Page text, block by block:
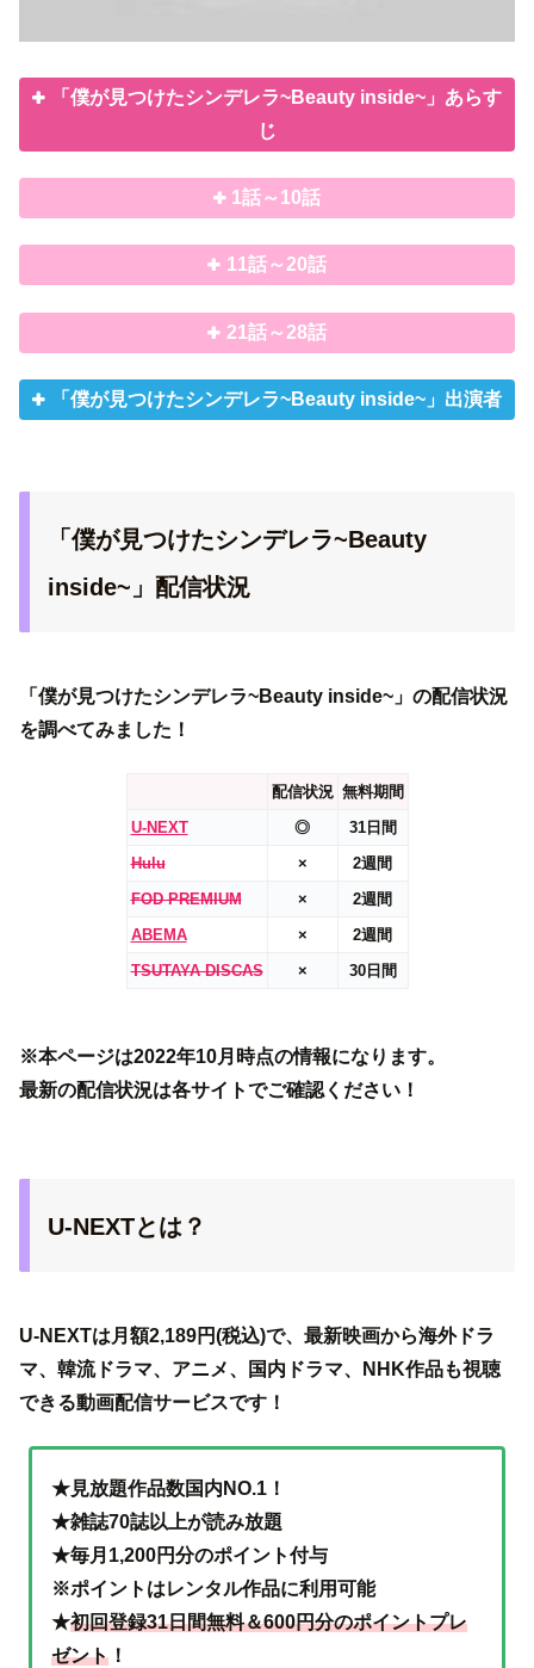
「僕が見つけたシンデレラ~Beauty inside~」あらす
じ
1話～10話
11話～20話
21話～28話
「僕が見つけたシンデレラ~Beauty inside~」出演者
「僕が見つけたシンデレラ~Beauty
inside~」配信状況
「僕が見つけたシンデレラ~Beauty inside~」の配信状況
を調べてみました！
配信状況 無料期間
U-NEXT
◎
31日間
Hulu
×
2週間
FOD PREMIUM
×
2週間
ABEMA
×
2週間
TSUTAYA DISCAS
× 30日間
※本ページは2022年10月時点の情報になります。
最新の配信状況は各サイトでご確認ください！
U-NEXTとは？
U-NEXTは月額2,189円(税込)で、最新映画から海外ドラ
マ、韓流ドラマ、アニメ、国内ドラマ、NHK作品も視聴
できる動画配信サービスです！
★見放題作品数国内NO.1！
★雑誌70誌以上が読み放題
★毎月1,200円分のポイント付与
※ポイントはレンタル作品に利用可能
★初回登録31日間無料＆600円分のポイントプレ
ゼント ！